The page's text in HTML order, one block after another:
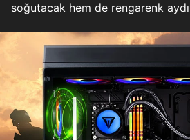
soğutacak hem de rengarenk